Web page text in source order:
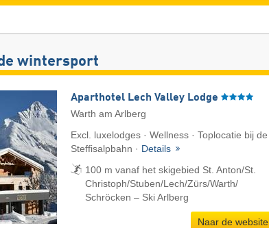
wintersport
Aparthotel Lech Valley Lodge
Warth am Arlberg
Excl. luxelodges · Wellness · Toplocatie bij de
Steffisalpbahn · Details
100 m vanaf het skigebied St. Anton/​St.
Christoph/​Stuben/​Lech/​Zürs/​Warth/​
Schröcken – Ski Arlberg
Naar de website